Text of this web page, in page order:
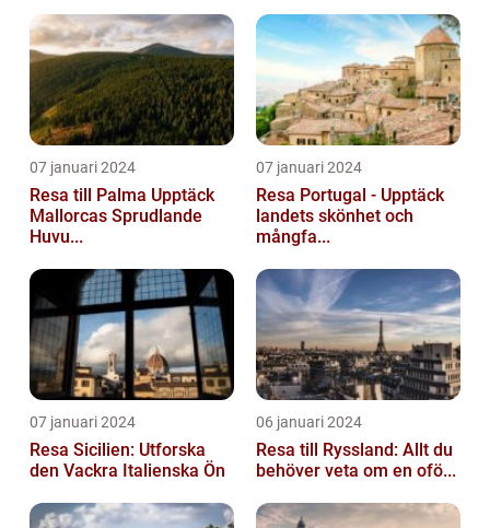
07 januari 2024
Resa till Palma Upptäck
Mallorcas Sprudlande
Huvu...
07 januari 2024
Resa Portugal - Upptäck
landets skönhet och
mångfa...
07 januari 2024
Resa Sicilien: Utforska
den Vackra Italienska Ön
06 januari 2024
Resa till Ryssland: Allt du
behöver veta om en ofö...